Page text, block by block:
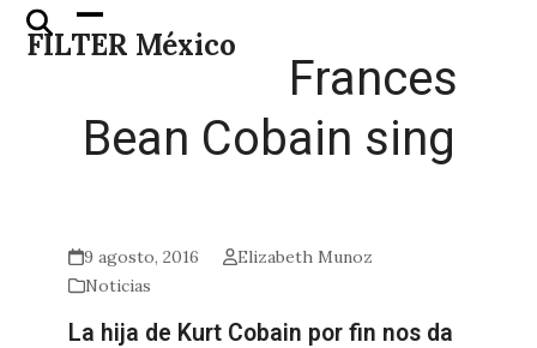
Skip
FILTER México
Open
mobile
Close
mobile
Frances
Bean Cobain sing
9 agosto, 2016
Elizabeth Munoz
Noticias
La hija de Kurt Cobain por fin nos da